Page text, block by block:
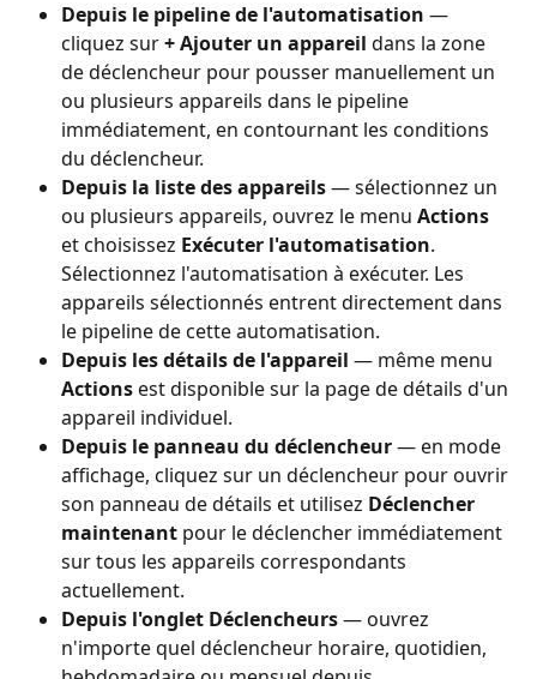
Depuis le pipeline de l'automatisation —
cliquez sur + Ajouter un appareil dans la zone
de déclencheur pour pousser manuellement un
ou plusieurs appareils dans le pipeline
immédiatement, en contournant les conditions
du déclencheur.
Depuis la liste des appareils — sélectionnez un
ou plusieurs appareils, ouvrez le menu Actions
et choisissez Exécuter l'automatisation.
Sélectionnez l'automatisation à exécuter. Les
appareils sélectionnés entrent directement dans
le pipeline de cette automatisation.
Depuis les détails de l'appareil — même menu
Actions est disponible sur la page de détails d'un
appareil individuel.
Depuis le panneau du déclencheur — en mode
affichage, cliquez sur un déclencheur pour ouvrir
son panneau de détails et utilisez Déclencher
maintenant pour le déclencher immédiatement
sur tous les appareils correspondants
actuellement.
Depuis l'onglet Déclencheurs — ouvrez
n'importe quel déclencheur horaire, quotidien,